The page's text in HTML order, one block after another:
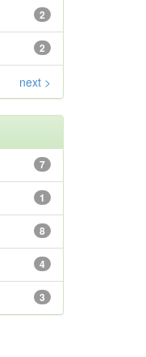
2
2
next >
7
1
8
4
3